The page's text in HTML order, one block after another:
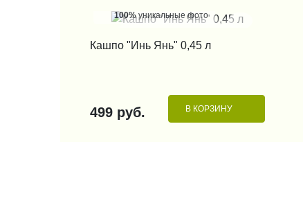
100%уникальные фото
Кашпо "Инь Янь" 0,45 л
499 руб. В КОРЗИНУ